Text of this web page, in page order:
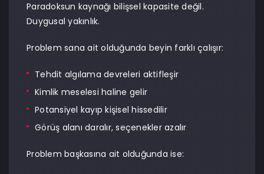
Paradoksun kaynağı bilişsel kapasite değil.
Duygusal yakınlık.
Problem sana ait olduğunda beyin farklı çalışır:
Tehdit algılama devreleri aktifleşir
Kimlik meselesi haline gelir
Potansiyel kayıp kişisel hissedilir
Görüş alanı daralır, seçenekler azalır
Problem başkasına ait olduğunda ise: